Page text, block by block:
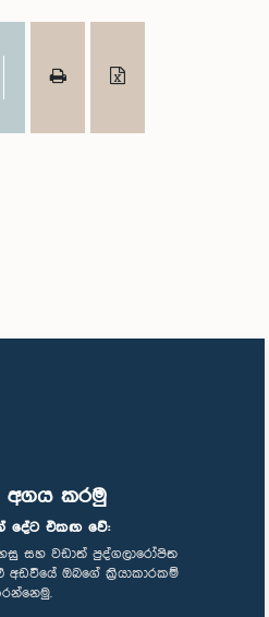
කරමු
දේට එකඟ වේ:
සහ වඩාත් පුද්ගලාරෝපිත
ඔබගේ ක්‍රියාකාරකම්
LinkedIn